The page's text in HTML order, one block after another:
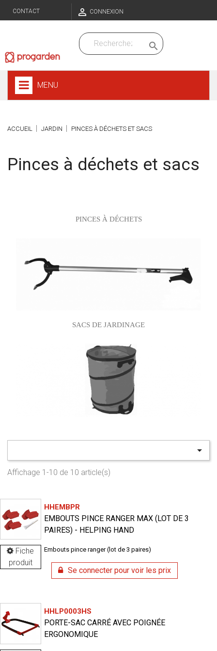
CONTACT  CONNEXION

MENU
ACCUEIL JARDIN PINCES À DÉCHETS ET SACS
Pinces à déchets et sacs
PINCES À DÉCHETS
SACS DE JARDINAGE

Affichage 1-10 de 10 article(s)
Fiche
produit
HHEMBPR
EMBOUTS PINCE RANGER MAX (LOT DE 3
PAIRES) - HELPING HAND
Embouts pince ranger (lot de 3 paires)
Se connecter pour voir les prix
HHLP0003HS
PORTE-SAC CARRÉ AVEC POIGNÉE
ERGONOMIQUE